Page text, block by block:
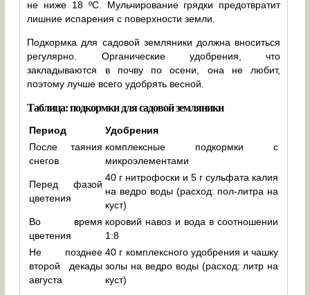
не ниже 18 ºC. Мульчирование грядки предотвратит
лишние испарения с поверхности земли.
Подкормка для садовой земляники должна вноситься
регулярно. Органические удобрения, что
закладываются в почву по осени, она не любит,
поэтому лучше всего удобрять весной.
Таблица: подкормки для садовой земляники
Период
Удобрения
После таяния
снегов
комплексные подкормки с
микроэлементами
Перед фазой
цветения
40 г нитрофоски и 5 г сульфата калия
на ведро воды (расход: пол-литра на
куст)
Во время
цветения
коровий навоз и вода в соотношении
1:8
Не позднее
второй декады
августа
40 г комплексного удобрения и чашку
золы на ведро воды (расход: литр на
куст)